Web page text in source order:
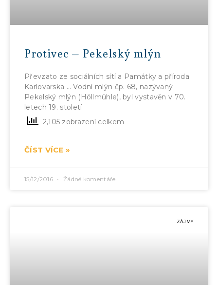
Protivec – Pekelský mlýn
Převzato ze sociálních sítí a Památky a příroda
Karlovarska … Vodní mlýn čp. 68, nazývaný
Pekelský mlýn (Höllmühle), byl vystavěn v 70.
letech 19. století
2,105 zobrazení celkem
ČÍST VÍCE »
15/12/2016 Žádné komentáře
ZÁJMY